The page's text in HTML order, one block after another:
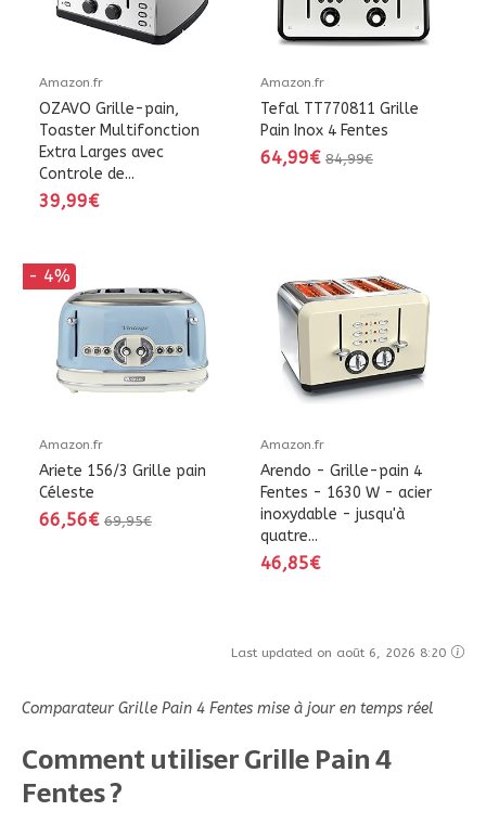
Amazon.fr
OZAVO Grille-pain,
Toaster Multifonction
Extra Larges avec
Controle de...
39,99€
Amazon.fr
Tefal TT770811 Grille
Pain Inox 4 Fentes
64,99€ 84,99€
- 4%
Amazon.fr
Ariete 156/3 Grille pain
Céleste
66,56€ 69,95€
Amazon.fr
Arendo - Grille-pain 4
Fentes - 1630 W - acier
inoxydable - jusqu'à
quatre...
46,85€
Last updated on août 6, 2026 8:20
Comparateur Grille Pain 4 Fentes mise à jour en temps réel
Comment utiliser Grille Pain 4
Fentes ?